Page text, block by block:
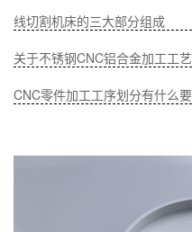
线切割机床的三大部分组成
关于不锈钢CNC铝合金加工工
CNC零件加工工序划分有什么